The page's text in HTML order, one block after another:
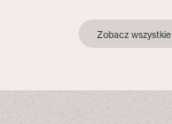
Zobacz wszystkie